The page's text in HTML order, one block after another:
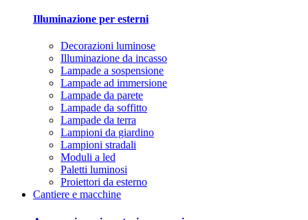
Illuminazione per esterni
Decorazioni luminose
Illuminazione da incasso
Lampade a sospensione
Lampade ad immersione
Lampade da parete
Lampade da soffitto
Lampade da terra
Lampioni da giardino
Lampioni stradali
Moduli a led
Paletti luminosi
Proiettori da esterno
Cantiere e macchine